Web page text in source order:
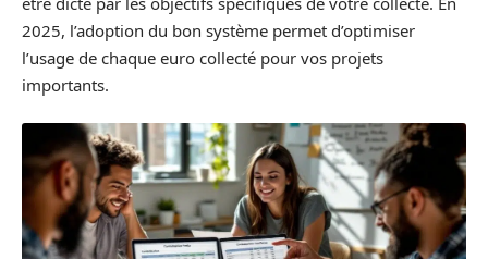
2025, l’adoption du bon système permet d’optimiser
l’usage de chaque euro collecté pour vos projets
importants.